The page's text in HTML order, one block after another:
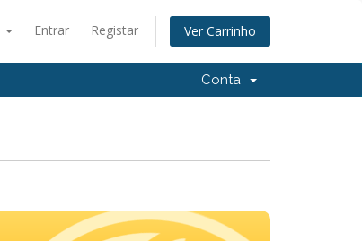
Entrar Registar Ver Carrinho
Conta